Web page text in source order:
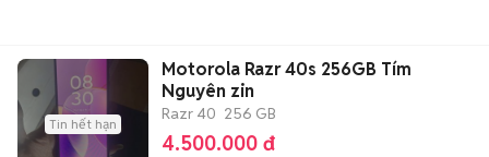
Tin hết hạn
Motorola Razr 40s 256GB Tím
Nguyên zin
Razr 40 256 GB
4.500.000 đ